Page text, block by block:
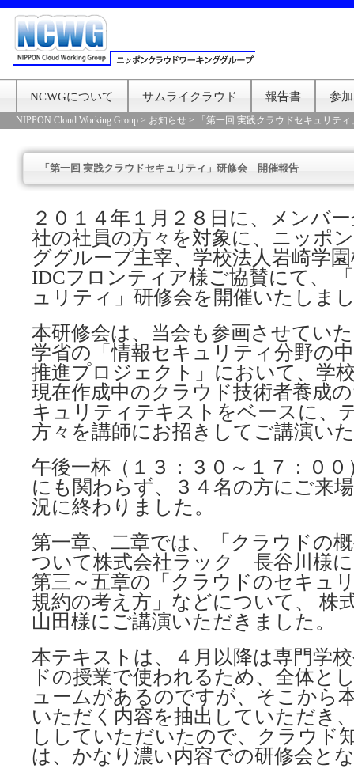
NCWGについて サムライクラウド 報告書 参
NIPPON Cloud Working Group > お知らせ > 「第一回 実践クラウドセキュリテ
「第一回 実践クラウドセキュリティ」研修会 開催報告
２０１４年１月２８日に、メンバ
社の社員の方々を対象に、ニッポ
ググループ主宰、学校法人岩崎学
IDCフロンティア様ご協賛にて、
ュリティ」研修会を開催いたしま
本研修会は、当会も参画させてい
学省の「情報セキュリティ分野の
推進プロジェクト」において、学
現在作成中のクラウド技術者養成
キュリティテキストをベースに、
方々を講師にお招きしてご講演い
午後一杯（１３：３０～１７：０
にも関わらず、３４名の方にご来
況に終わりました。
第一章、二章では、「クラウドの
ついて株式会社ラック 長谷川様
第三～五章の「クラウドのセキュ
規約の考え方」などについて、 株
山田様にご講演いただきました。
本テキストは、４月以降は専門学
ドの授業で使われるため、全体と
ュームがあるのですが、そこから
いただく内容を抽出していただき
ししていただいたので、クラウド
は、かなり濃い内容での研修会と